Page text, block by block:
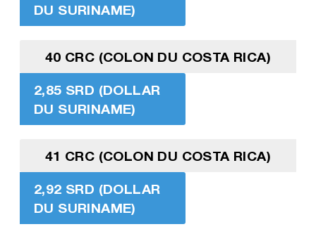
DU SURINAME)
40 CRC (COLON DU COSTA RICA)
2,85 SRD (DOLLAR
DU SURINAME)
41 CRC (COLON DU COSTA RICA)
2,92 SRD (DOLLAR
DU SURINAME)